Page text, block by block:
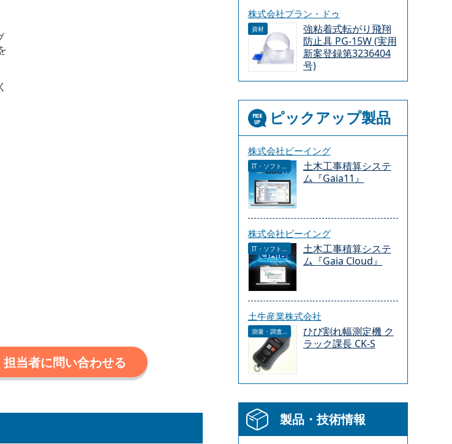
担当者に問い合わせる
株式会社プラン・ドゥ
資材
強粘着式転がり飛翔
防止具 PG-15W (実用
新案登録第3236404
号)
ピックアップ製品
株式会社ビーイング
IT・ソフトウェア
土木工事積算システ
ム『Gaia11』
株式会社ビーイング
IT・ソフトウェア
土木工事積算システ
ム『Gaia Cloud』
土牛産業株式会社
測量・調査・サービス
ひび割れ幅測定機 ク
ラック課長 CK-S
製品・技術情報